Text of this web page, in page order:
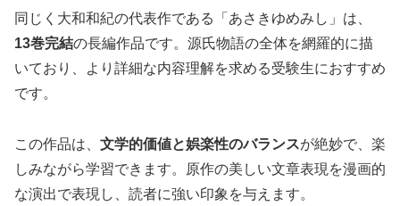
同じく大和和紀の代表作である「あさきゆめみし」は、
13巻完結の長編作品です。源氏物語の全体を網羅的に描
いており、より詳細な内容理解を求める受験生におすすめ
です。
この作品は、 文学的価値と娯楽性のバランスが絶妙で、楽
しみながら学習できます。原作の美しい文章表現を漫画的
な演出で表現し、読者に強い印象を与えます。